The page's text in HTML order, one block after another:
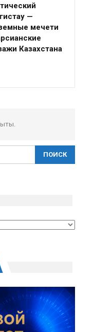
—
мечети
Казахстана